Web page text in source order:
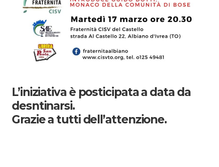
L’iniziativa è posticipata a data da
desntinarsi.
Grazie a tutti dell’attenzione.